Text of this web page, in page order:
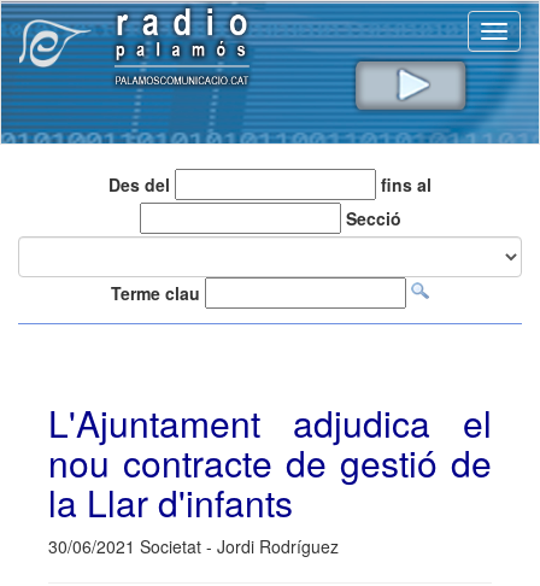
Des del
fins al
Secció
Terme clau
L'Ajuntament adjudica el
nou contracte de gestió de
la Llar d'infants
30/06/2021 Societat - Jordi Rodríguez